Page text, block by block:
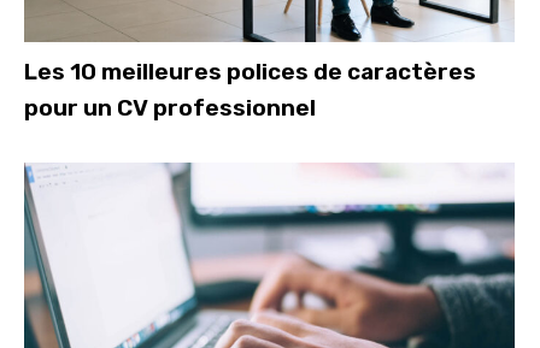
Les 10 meilleures polices de caractères
pour un CV professionnel